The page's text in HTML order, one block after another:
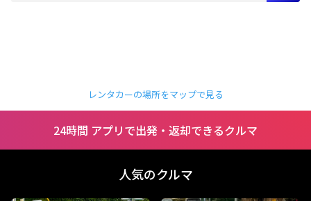
レンタカーの場所をマップで見る
24時間 アプリで出発・返却できるクルマ
人気のクルマ